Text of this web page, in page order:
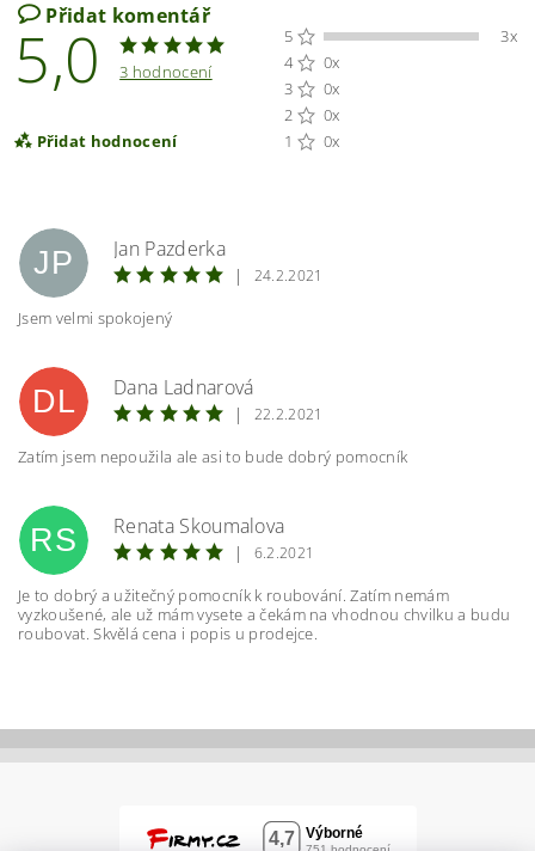
Přidat komentář
5,0 3 hodnocení
Přidat hodnocení
5
3x
4
0x
3
0x
2
0x
1
0x
Vložením hodnocení souhlasíte s
ochrany osobních údajů
JP
Jan Pazderka
|
24.2.2021
Jsem velmi spokojený
DL
Dana Ladnarová
|
22.2.2021
Zatím jsem nepoužila ale asi to bude dobrý pomocník
RS
Renata Skoumalova
|
6.2.2021
Je to dobrý a užitečný pomocník k roubování. Zatím nemám
vyzkoušené, ale už mám vysete a čekám na vhodnou chvilku a budu
roubovat. Skvělá cena i popis u prodejce.